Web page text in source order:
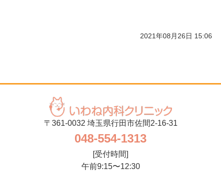
2021年08月26日 15:06
〒361-0032 埼玉県行田市佐間2-16-31
048-554-1313
[受付時間]
午前9:15〜12:30